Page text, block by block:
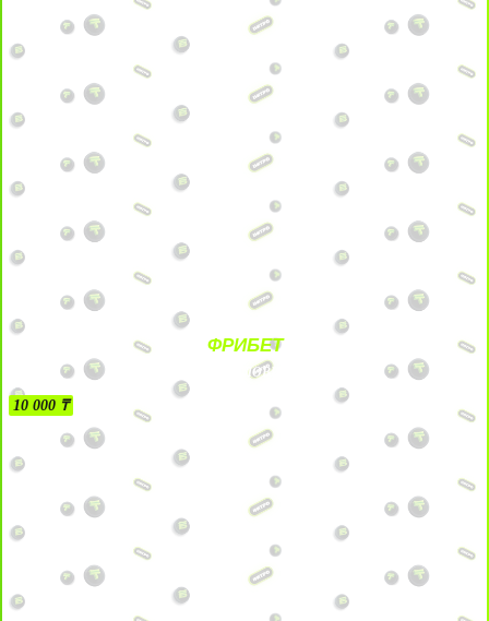
ФРИБЕТ
БЕЗ УСЛОВИЙ
10 000 ₸